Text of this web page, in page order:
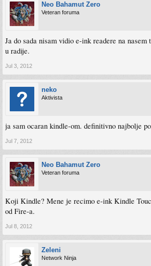
Neo Bahamut Zero
Veteran foruma
Ja do sada nisam vidio e-ink readere na
u radije.
Jul 3, 2012
neko
Aktivista
ja sam ocaran kindle-om. definitivno najbolje
Jul 7, 2012
Neo Bahamut Zero
Veteran foruma
Koji Kindle? Mene je recimo e-ink Kindle
od Fire-a.
Jul 8, 2012
Zeleni
Network Ninja